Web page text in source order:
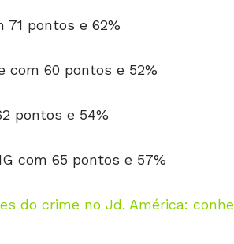
71 pontos e 62%
com 60 pontos e 52%
pontos e 54%
com 65 pontos e 57%
do crime no Jd. América: